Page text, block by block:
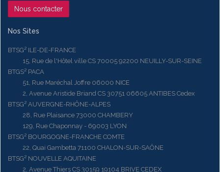
Nous contacter
Nos Sites
BTSG² ILE-DE-FRANCE
15, Rue de l'Hôtel ville CS 70005 92200 NEUILLY-SUR-SEINE
BTGS² PACA
51, Rue Maréchal Joffre 06000 NICE
2, Avenue Aristide Briand CS 30751 06605 ANTIBES Cedex
BTSG² AUVERGNE-RHÔNE-ALPES
28, Rue Plaisance 73000 CHAMBERY
129, Rue Chaponnay - 69003 LYON
BTSG² BOURGOGNE-FRANCHE COMTE
22, Quai Gambetta 71100 CHALON-SUR-SAÔNE
BTSG² NOUVELLE AQUITAINE
2, Avenue Thiers CS 30159 19104 BRIVE CEDEX